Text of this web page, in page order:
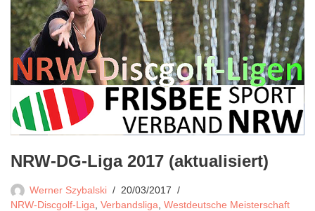
NRW-DG-Liga 2017 (aktualisiert)
Werner Szybalski
20/03/2017
NRW-Discgolf-Liga Verbandsliga Westdeutsche Meisterschaft